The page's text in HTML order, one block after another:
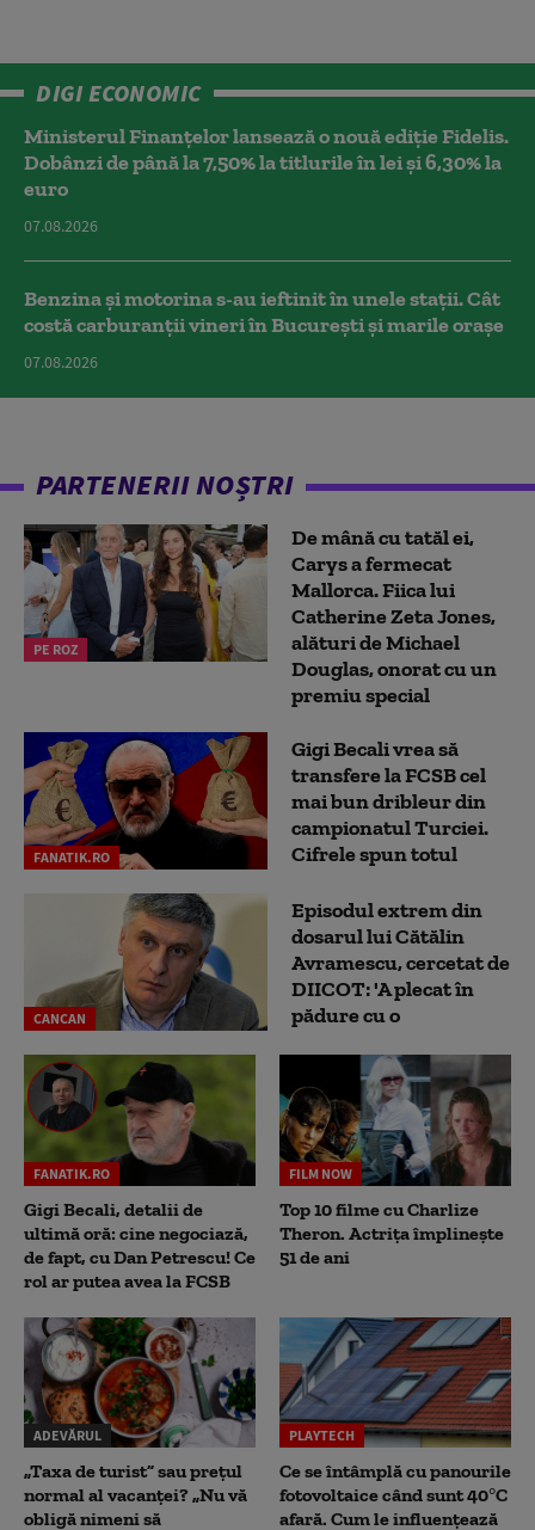
DIGI ECONOMIC
Ministerul Finanțelor lansează o nouă ediție Fidelis.
Dobânzi de până la 7,50% la titlurile în lei și 6,30% la
euro
07.08.2026
Benzina și motorina s-au ieftinit în unele stații. Cât
costă carburanții vineri în București și marile orașe
07.08.2026
PARTENERII NOȘTRI
PE ROZ
De mână cu tatăl ei,
Carys a fermecat
Mallorca. Fiica lui
Catherine Zeta Jones,
alături de Michael
Douglas, onorat cu un
premiu special
FANATIK.RO
Gigi Becali vrea să
transfere la FCSB cel
mai bun dribleur din
campionatul Turciei.
Cifrele spun totul
CANCAN
Episodul extrem din
dosarul lui Cătălin
Avramescu, cercetat de
DIICOT: 'A plecat în
pădure cu o
FANATIK.RO
Gigi Becali, detalii de
ultimă oră: cine negociază,
de fapt, cu Dan Petrescu! Ce
rol ar putea avea la FCSB
FILM NOW
Top 10 filme cu Charlize
Theron. Actrița împlinește
51 de ani
ADEVĂRUL
„Taxa de turist” sau prețul
normal al vacanței? „Nu vă
obligă nimeni să
PLAYTECH
Ce se întâmplă cu panourile
fotovoltaice când sunt 40°C
afară. Cum le influențează